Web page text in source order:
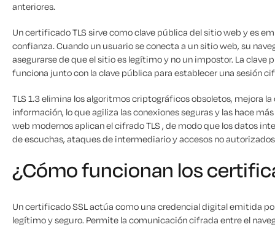
anteriores.
Un certificado TLS sirve como clave pública del sitio web y es
confianza. Cuando un usuario se conecta a un sitio web, su
asegurarse de que el sitio es legítimo y no un impostor. La clave
funciona junto con la clave pública para establecer una sesión
TLS 1.3 elimina los algoritmos criptográficos obsoletos, mejora
información, lo que agiliza las conexiones seguras y las hace
web modernos aplican el cifrado TLS , de modo que los datos
de escuchas, ataques de intermediario y accesos no
¿Cómo funcionan los
Un certificado SSL actúa como una credencial digital emitida
legítimo y seguro. Permite la comunicación cifrada entre el